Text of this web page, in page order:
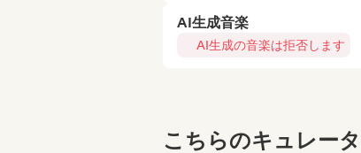
AI生成音楽
AI生成の音楽は拒否します
こちらのキュレー